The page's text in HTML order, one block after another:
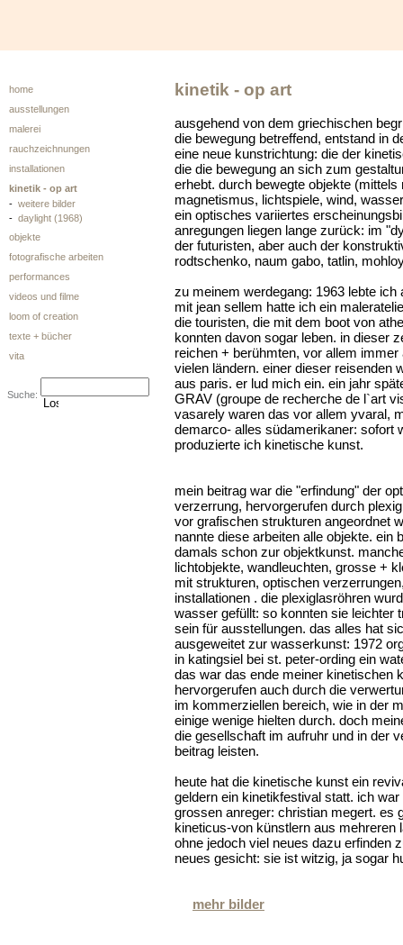
home
ausstellungen
malerei
rauchzeichnungen
installationen
kinetik - op art
- weitere bilder
- daylight (1968)
objekte
fotografische arbeiten
performances
videos und filme
loom of creation
texte + bücher
vita
Suche:
kinetik - op art
ausgehend von dem griechischen
die bewegung betreffend, entstand in
eine neue kunstrichtung: die der
die die bewegung an sich zum
erhebt. durch bewegte objekte (mittels
magnetismus, lichtspiele, wind,
ein optisches variiertes
anregungen liegen lange zurück: im
der futuristen, aber auch der
rodtschenko, naum gabo, tatlin,
zu meinem werdegang: 1963 lebte ich
mit jean sellem hatte ich ein
die touristen, die mit dem boot von
konnten davon sogar leben. in dieser
reichen + berühmten, vor allem
vielen ländern. einer dieser reisenden
aus paris. er lud mich ein. ein jahr
GRAV (groupe de recherche de l`art
vasarely waren das vor allem yvaral,
demarco- alles südamerikaner: sofort
produzierte ich kinetische kunst.
mein beitrag war die "erfindung" der
verzerrung, hervorgerufen durch
vor grafischen strukturen angeordnet
nannte diese arbeiten alle objekte. ein
damals schon zur objektkunst.
lichtobjekte, wandleuchten, grosse +
mit strukturen, optischen
installationen . die plexiglasröhren
wasser gefüllt: so konnten sie leichter
sein für ausstellungen. das alles hat
ausgeweitet zur wasserkunst: 1972
in katingsiel bei st. peter-ording ein
das war das ende meiner kinetischen
hervorgerufen auch durch die
im kommerziellen bereich, wie in der
einige wenige hielten durch. doch
die gesellschaft im aufruhr und in der
beitrag leisten.
heute hat die kinetische kunst ein
geldern ein kinetikfestival statt. ich
grossen anreger: christian megert. es
kineticus-von künstlern aus mehreren
ohne jedoch viel neues dazu erfinden
neues gesicht: sie ist witzig, ja sogar
mehr bilder